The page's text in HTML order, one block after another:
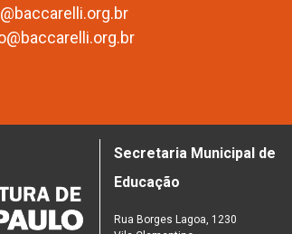
Secretaria Municipal de
Educação
Rua Borges Lagoa, 1230